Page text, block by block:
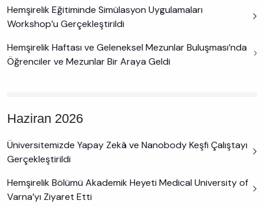
Hemşirelik Eğitiminde Simülasyon Uygulamaları
Workshop’u Gerçekleştirildi
Hemşirelik Haftası ve Geleneksel Mezunlar Buluşması’nda
Öğrenciler ve Mezunlar Bir Araya Geldi
Haziran 2026
Üniversitemizde Yapay Zekâ ve Nanobody Keşfi Çalıştayı
Gerçekleştirildi
Hemşirelik Bölümü Akademik Heyeti Medical University of
Varna’yı Ziyaret Etti